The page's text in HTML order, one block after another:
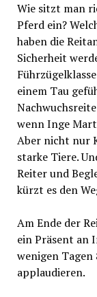
Wie sitzt man
Pferd ein?
haben die
Sicherheit
einem Tau
wenn Inge
Aber nicht nur
starke Tiere.
Reiter und
kürzt es den
Am Ende der
ein Präsent an
wenigen Tagen
applaudieren.